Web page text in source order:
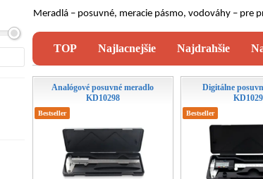
Meradlá – posuvné, meracie pásmo, vodováhy – pre
TOP Najlacnejšie Najdrahšie
Analógové posuvné meradlo
KD10298
Bestseller
Digitálne
Bestseller